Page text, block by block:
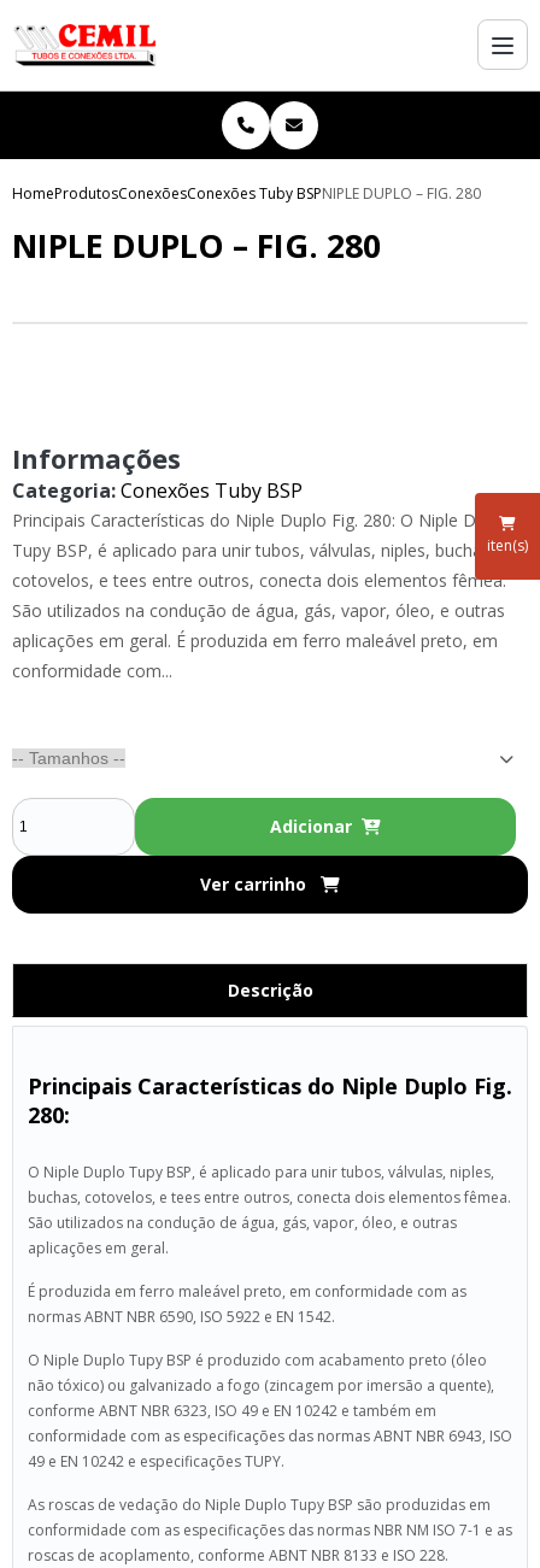
iten(s)
HomeProdutosConexõesConexões Tuby BSPNIPLE DUPLO – FIG. 280
NIPLE DUPLO – FIG. 280
Informações
Categoria:Conexões Tuby BSP
Principais Características do Niple Duplo Fig. 280: O Niple Duplo
Tupy BSP, é aplicado para unir tubos, válvulas, niples, buchas,
cotovelos, e tees entre outros, conecta dois elementos fêmea.
São utilizados na condução de água, gás, vapor, óleo, e outras
aplicações em geral. É produzida em ferro maleável preto, em
conformidade com...
Adicionar
Ver carrinho
Descrição
Principais Características do Niple Duplo Fig.
280:
O Niple Duplo Tupy BSP, é aplicado para unir tubos, válvulas, niples,
buchas, cotovelos, e tees entre outros, conecta dois elementos fêmea.
São utilizados na condução de água, gás, vapor, óleo, e outras
aplicações em geral.
É produzida em ferro maleável preto, em conformidade com as
normas ABNT NBR 6590, ISO 5922 e EN 1542.
O Niple Duplo Tupy BSP é produzido com acabamento preto (óleo
não tóxico) ou galvanizado a fogo (zincagem por imersão a quente),
conforme ABNT NBR 6323, ISO 49 e EN 10242 e também em
conformidade com as especificações das normas ABNT NBR 6943, ISO
49 e EN 10242 e especificações TUPY.
As roscas de vedação do Niple Duplo Tupy BSP são produzidas em
conformidade com as especificações das normas NBR NM ISO 7-1 e as
roscas de acoplamento, conforme ABNT NBR 8133 e ISO 228.